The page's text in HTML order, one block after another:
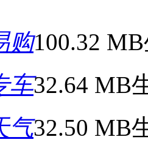
购100.32 MB
车32.64 MB
气32.50 MB